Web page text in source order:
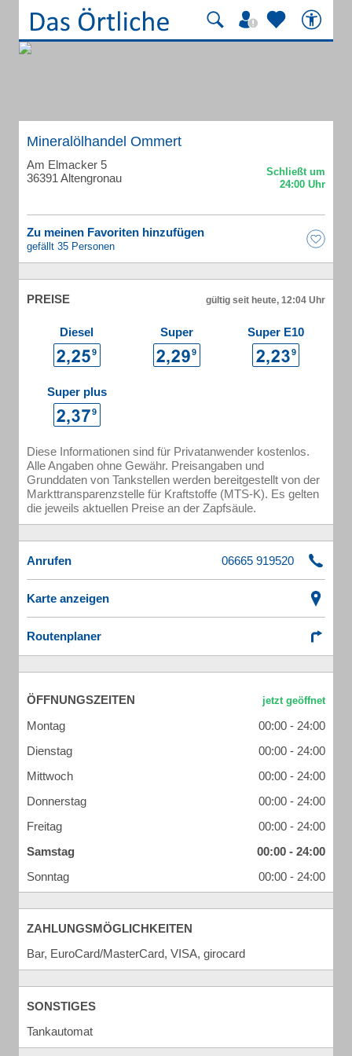
Mineralölhandel Ommert
Am Elmacker 5
36391 Altengronau
Zu meinen Favoriten hinzufügen
gefällt 35 Personen
PREISE gültig seit heute, 12:04 Uhr
Diesel Super Super E10
Super plus
Diese Informationen sind für Privatanwender kostenlos.
Alle Angaben ohne Gewähr. Preisangaben und
Grunddaten von Tankstellen werden bereitgestellt von der
Markttransparenzstelle für Kraftstoffe (MTS-K). Es gelten
die jeweils aktuellen Preise an der Zapfsäule.
Anrufen
Karte anzeigen
Routenplaner
ÖFFNUNGSZEITEN
Montag
00:00 - 24:00
Dienstag
00:00 - 24:00
Mittwoch
00:00 - 24:00
Donnerstag
00:00 - 24:00
Freitag
00:00 - 24:00
Samstag
00:00 - 24:00
Sonntag
00:00 - 24:00
ZAHLUNGSMÖGLICHKEITEN
Bar, EuroCard/MasterCard, VISA, girocard
SONSTIGES
Tankautomat